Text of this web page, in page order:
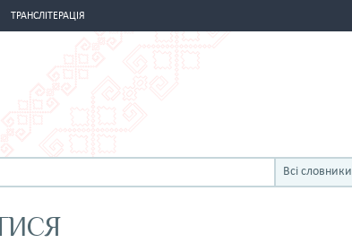
ТРАНСЛІТЕРАЦІЯ
Всі словники